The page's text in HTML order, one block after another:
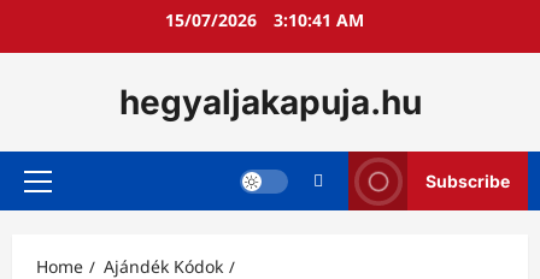
15/07/2026 3:10:43 AM
hegyaljakapuja.hu
Primary
Subscribe
Home
Ajándék Kódok